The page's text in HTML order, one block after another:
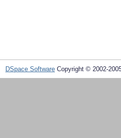
DSpace Software Copyright © 2002-